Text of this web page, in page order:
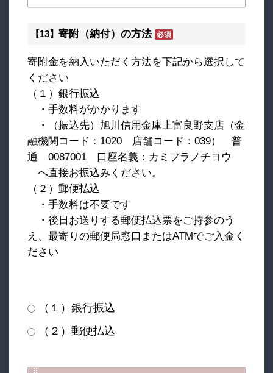
【13】 寄附（納付）の方法
寄附金を納入いただく方法を下記から選択して
ください
（１）銀行振込
・手数料がかかります
・（振込先）旭川信用金庫上富良野支店（金
融機関コード：1020 店舗コード：039） 普
通 0087001 口座名義：カミフラノチヨウ
へ直接お振込みください。
（２）郵便払込
・手数料は不要です
・後日お送りする郵便払込票をご持参のう
え、最寄りの郵便局窓口またはATMでご入金く
ださい
（１）銀行振込
（２）郵便払込